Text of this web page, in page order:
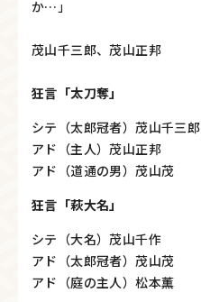
か…」
茂山千三郎、茂山正邦
狂言「太刀奪」
シテ（太郎冠者）茂山千三郎
アド（主人）茂山正邦
アド（道通の男）茂山茂
狂言「萩大名」
シテ（大名）茂山千作
アド（太郎冠者）茂山茂
アド（庭の主人）松本薫